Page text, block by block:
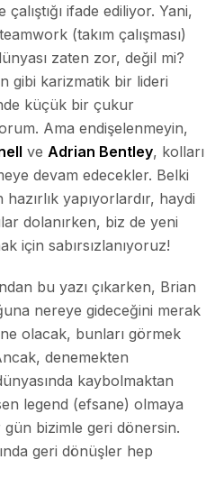
çalıştığı ifade ediliyor. Yani,
(takım çalışması)
zaten zor, değil mi?
gibi karizmatik bir lideri
küçük bir çukur
Ama endişelenmeyin,
ve Adrian Bentley, kolları
devam edecekler. Belki
yapıyorlardır, haydi
dolanırken, biz de yeni
için sabırsızlanıyoruz!
bu yazı çıkarken, Brian
nereye gideceğini merak
olacak, bunları görmek
denemekten
kaybolmaktan
legend (efsane) olmaya
bizimle geri dönersin.
geri dönüşler hep